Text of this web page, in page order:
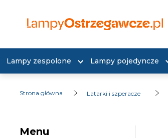
Lampy zespolone Lampy pojedyncze
Strona główna Latarki i szperacze
Menu